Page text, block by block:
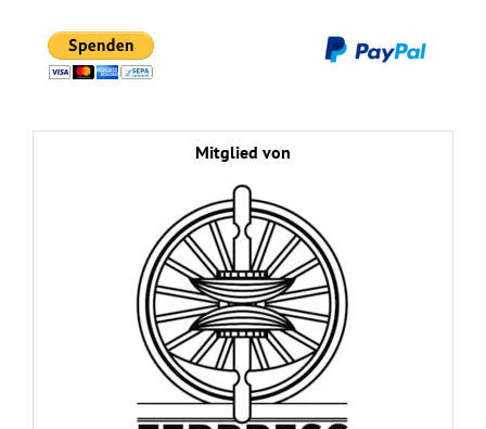
Mitglied von